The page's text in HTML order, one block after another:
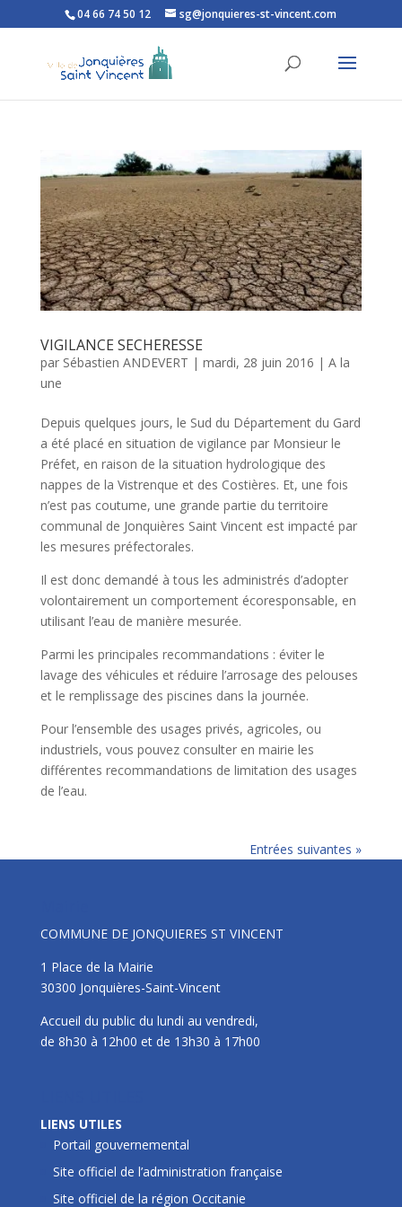
Ouvrir la barre d’outils
04 66 74 50 12 sg@jonquieres-st-vincent.com
VIGILANCE SECHERESSE
par Sébastien ANDEVERT | mardi, 28 juin 2016 | A la
une
Depuis quelques jours, le Sud du Département du Gard
a été placé en situation de vigilance par Monsieur le
Préfet, en raison de la situation hydrologique des
nappes de la Vistrenque et des Costières. Et, une fois
n’est pas coutume, une grande partie du territoire
communal de Jonquières Saint Vincent est impacté par
les mesures préfectorales.
Il est donc demandé à tous les administrés d’adopter
volontairement un comportement écoresponsable, en
utilisant l’eau de manière mesurée.
Parmi les principales recommandations : éviter le
lavage des véhicules et réduire l’arrosage des pelouses
et le remplissage des piscines dans la journée.
Pour l’ensemble des usages privés, agricoles, ou
industriels, vous pouvez consulter en mairie les
différentes recommandations de limitation des usages
de l’eau.
Entrées suivantes »
COMMUNE DE JONQUIERES ST VINCENT
1 Place de la Mairie
30300 Jonquières-Saint-Vincent
Accueil du public du lundi au vendredi,
de 8h30 à 12h00 et de 13h30 à 17h00
LIENS UTILES
Portail gouvernemental
Site officiel de l’administration française
Site officiel de la région Occitanie